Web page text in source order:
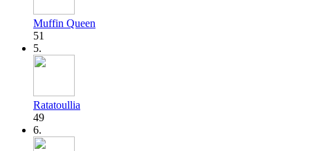
Muffin Queen
51
5.
Ratatoullia
49
6.